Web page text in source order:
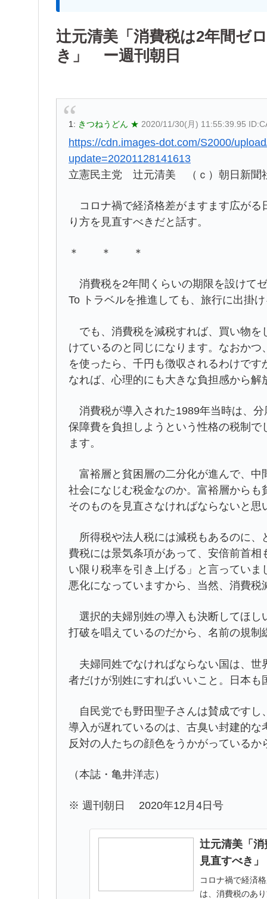
辻元清美「消費税は2年間ゼ
き」 ー週刊朝日
1: きつねうどん ★ 2020/11/30(月) 11:55:39.95
https://cdn.images-dot.com/S2000/
update=20201128141613
立憲民主党 辻元清美 （ｃ）朝日新聞
コロナ禍で経済格差がますます広がる
り方を見直すべきだと話す。
＊ ＊ ＊
消費税を2年間くらいの期限を設けて
To トラベルを推進しても、旅行に出掛
でも、消費税を減税すれば、買い物を
けているのと同じになります。なおか
を使ったら、千円も徴収されるわけで
なれば、心理的にも大きな負担感から解
消費税が導入された1989年当時は、
保障費を負担しようという性格の税制
ます。
富裕層と貧困層の二分化が進んで、中
社会になじむ税金なのか。富裕層から
そのものを見直さなければならないと思
所得税や法人税には減税もあるのに
費税には景気条項があって、安倍前首
い限り税率を引き上げる」と言ってい
悪化になっていますから、当然、消費税
選択的夫婦別姓の導入も決断してほし
打破を唱えているのだから、名前の規
夫婦同姓でなければならない国は、世
者だけが別姓にすればいいこと。日本
自民党でも野田聖子さんは賛成ですし
導入が遅れているのは、古臭い封建的
反対の人たちの顔色をうかがっているか
（本誌・亀井洋志）
※ 週刊朝日 2020年12月4日号
辻元清美「
見直すべき
コロナ禍で経済
は、消費税のあ